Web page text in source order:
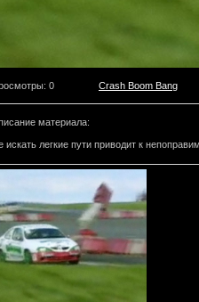
: 0 Crash Boom Bang
материала:
искать легкие пути приводит к